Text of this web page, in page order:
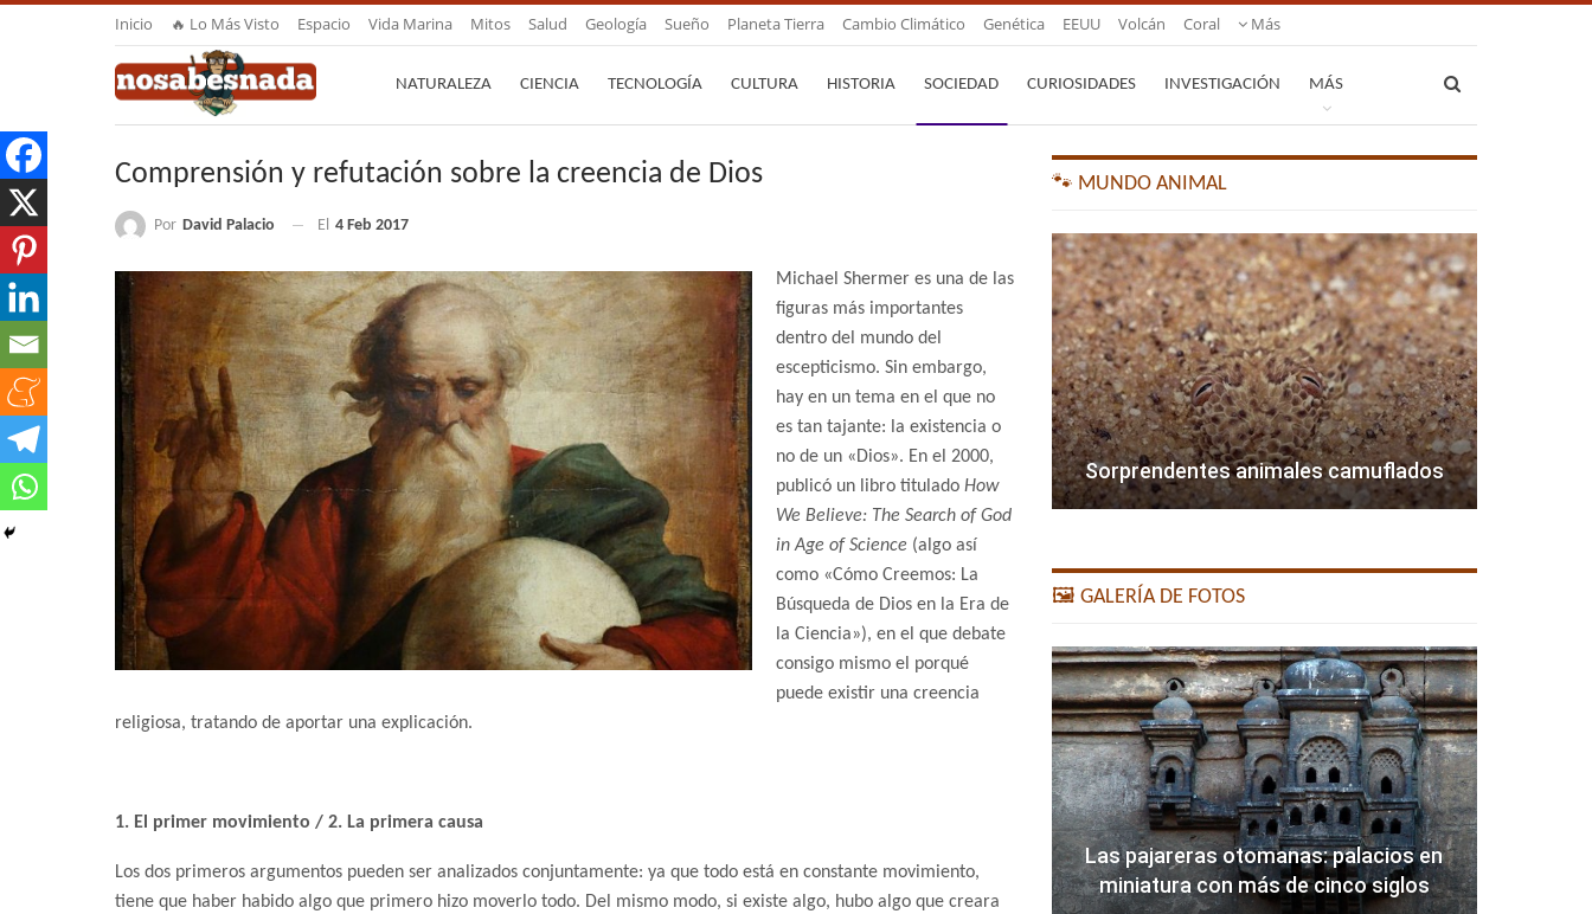
Inicio 🔥 Lo Más Visto Espacio Vida Marina Mitos Salud Geología Sueño Planeta Tierra Cambio Climático Genética EEUU Volcán Coral Más
NATURALEZA CIENCIA TECNOLOGÍA CULTURA HISTORIA SOCIEDAD CURIOSIDADES INVESTIGACIÓN MÁS
Comprensión y refutación sobre la creencia de Dios
Por David Palacio El 4 Feb 2017
Michael Shermer es una de las
figuras más importantes
dentro del mundo del
escepticismo. Sin embargo,
hay en un tema en el que no
es tan tajante: la existencia o
no de un «Dios». En el 2000,
publicó un libro titulado How
We Believe: The Search of God
in Age of Science (algo así
como «Cómo Creemos: La
Búsqueda de Dios en la Era de
la Ciencia»), en el que debate
consigo mismo el porqué
puede existir una creencia
religiosa, tratando de aportar una explicación.
1. El primer movimiento / 2. La primera causa
Los dos primeros argumentos pueden ser analizados conjuntamente: ya que todo está en constante movimiento,
tiene que haber habido algo que primero hizo moverlo todo. Del mismo modo, si existe algo, hubo algo que creara
🐾 MUNDO ANIMAL
Sorprendentes animales camuflados
🖼️ GALERÍA DE FOTOS
Las pajareras otomanas: palacios en
miniatura con más de cinco siglos